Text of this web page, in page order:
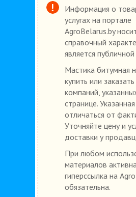
Информация о
услугах на портале
AgroBelarus.by
справочный
является
Мастика битумная
купить или
компаний,
странице.
отличаться от
Уточняйте цену и
доставки у
При любом
материалов
гиперссылка на
обязательна.